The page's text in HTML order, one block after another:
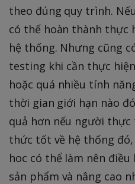
theo đúng quy trình.
có thể hoàn thành thực
hệ thống. Nhưng cũng
testing khi cần thực
hoặc quá nhiều tính
thời gian giới hạn nào
quả hơn nếu người
thức tốt về hệ thống
hoc có thể làm nên
sản phẩm và nâng cao